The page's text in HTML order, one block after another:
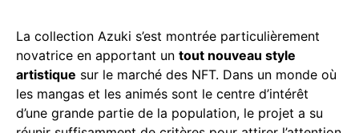
La collection Azuki s’est montrée particulièrement
novatrice en apportant un tout nouveau style
artistique sur le marché des NFT. Dans un monde où
les mangas et les animés sont le centre d’intérêt
d’une grande partie de la population, le projet a su